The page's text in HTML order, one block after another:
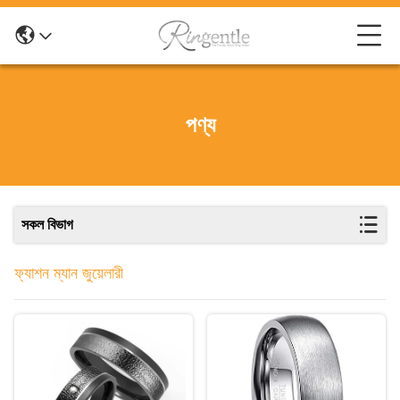
পণ্য
সকল বিভাগ
ফ্যাশন ম্যান জুয়েলারী